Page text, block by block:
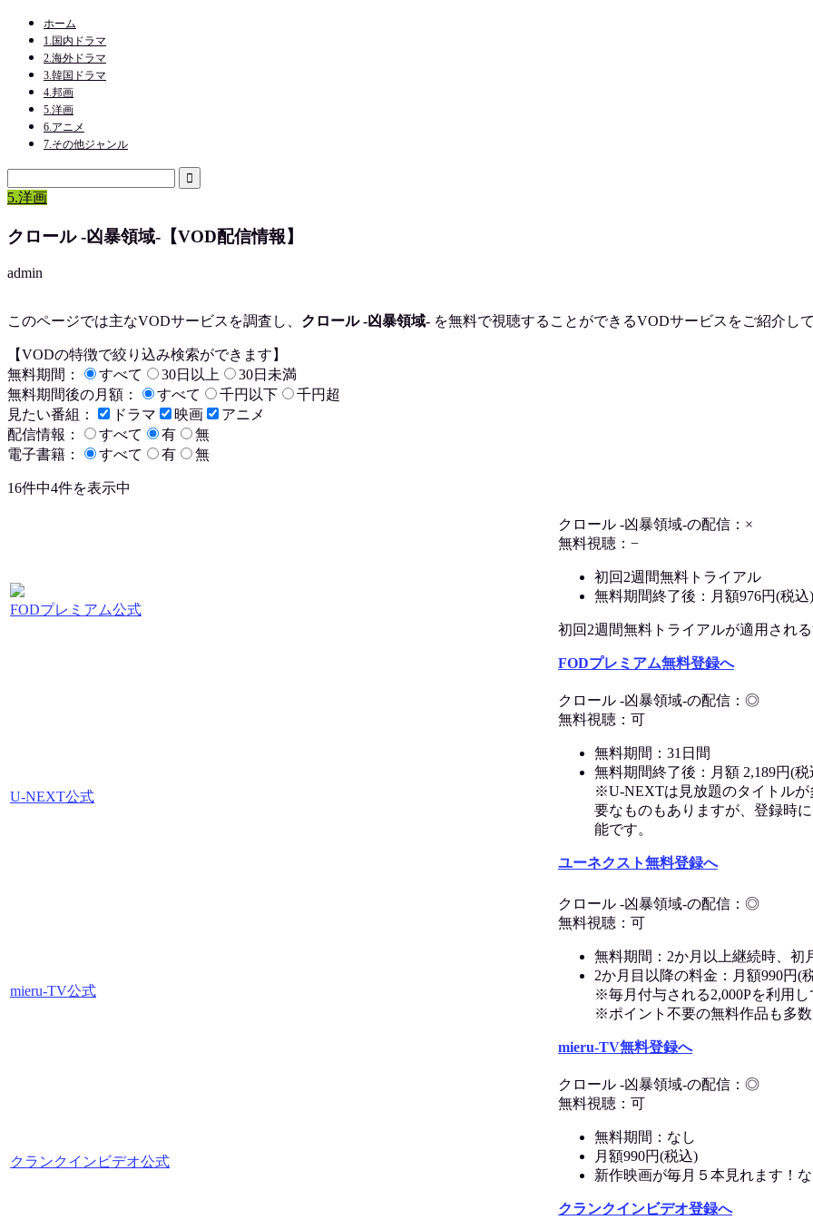
ホーム
1.国内ドラマ
2.海外ドラマ
3.韓国ドラマ
4.邦画
5.洋画
6.アニメ
7.その他ジャンル
5.洋画
クロール -凶暴領域-【VOD配信情報】
admin
このページでは主なVODサービスを調査し、 クロール -凶暴領域- を無料で視聴することができるVODサービスをご紹介し
【VODの特徴で絞り込み検索ができます】
無料期間：
すべて 30日以上
30日未満
無料期間後の月額：
すべて 千円以下
千円超
見たい番組：
ドラマ 映画
アニメ
配信情報：
すべて 有
無
電子書籍：
すべて 有 無
16件中4件を表示中
FODプレミアム公式
クロール -凶暴領域-の配信：×
無料視聴：−
初回2週間無料トライアル
無料期間終了後：月額976円(税込)
初回2週間無料トライアルが適用され
FODプレミアム無料登録へ
U-NEXT公式
クロール -凶暴領域-の配信：◎
無料視聴：可
無料期間：31日間
無料期間終了後：月額 2,189円(税
※U-NEXTは見放題のタイトル
要なものもありますが、登録時
能です。
ユーネクスト無料登録へ
mieru-TV公式
クロール -凶暴領域-の配信：◎
無料視聴：可
無料期間：2か月以上継続時、初
2か月目以降の料金：月額990円(
※毎月付与される2,000Pを利用
※ポイント不要の無料作品も多
mieru-TV無料登録へ
クランクインビデオ公式
クロール -凶暴領域-の配信：◎
無料視聴：可
無料期間：なし
月額990円(税込)
新作映画が毎月５本見れます！
クランクインビデオ登録へ